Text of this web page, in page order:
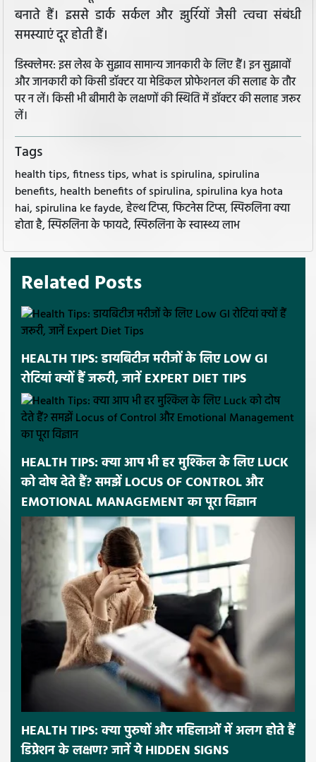
बनाते हैं। इससे डार्क सर्कल और झुर्रियों जैसी त्वचा संबंधी
समस्याएं दूर होती हैं।
डिस्क्लेमर: इस लेख के सुझाव सामान्य जानकारी के लिए हैं। इन सुझावों
और जानकारी को किसी डॉक्टर या मेडिकल प्रोफेशनल की सलाह के तौर
पर न लें। किसी भी बीमारी के लक्षणों की स्थिति में डॉक्टर की सलाह जरूर
लें।
Tags
health tips, fitness tips, what is spirulina, spirulina
benefits, health benefits of spirulina, spirulina kya hota
hai, spirulina ke fayde, हेल्थ टिप्स, फिटनेस टिप्स, स्पिरुलिना क्या
होता है, स्पिरुलिना के फायदे, स्पिरुलिना के स्वास्थ्य लाभ
Related Posts
HEALTH TIPS: डायबिटीज मरीजों के लिए LOW GI
रोटियां क्यों हैं जरूरी, जानें EXPERT DIET TIPS
HEALTH TIPS: क्या आप भी हर मुश्किल के लिए LUCK
को दोष देते हैं? समझें LOCUS OF CONTROL और
EMOTIONAL MANAGEMENT का पूरा विज्ञान
HEALTH TIPS: क्या पुरुषों और महिलाओं में अलग होते हैं
डिप्रेशन के लक्षण? जानें ये HIDDEN SIGNS